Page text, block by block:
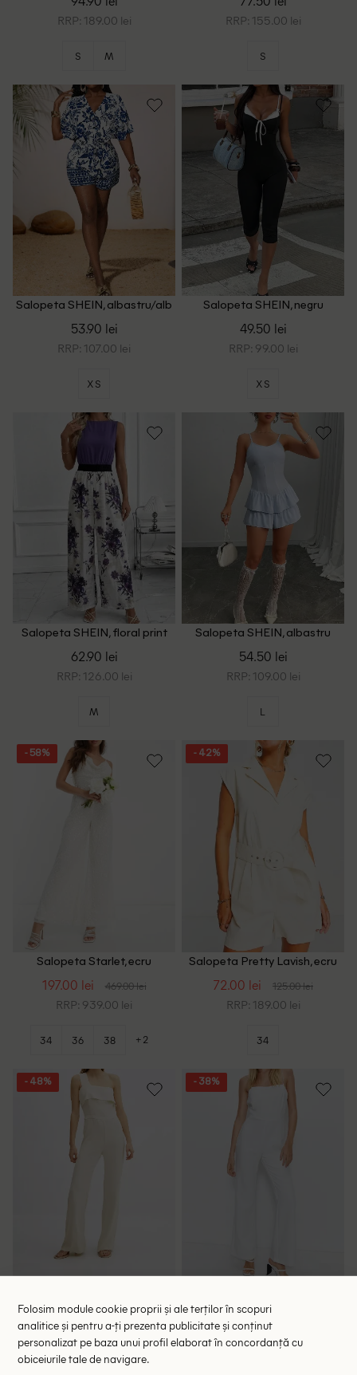
RRP: 189.00 lei
S M
RRP: 155.00 lei
S
Salopeta SHEIN, albastru/alb
53.90 lei
RRP: 107.00 lei
XS
Salopeta SHEIN, negru
49.50 lei
RRP: 99.00 lei
XS
Salopeta SHEIN, floral print
62.90 lei
RRP: 126.00 lei
M
Salopeta SHEIN, albastru
54.50 lei
RRP: 109.00 lei
L
- 58%
Salopeta Starlet, ecru
197.00 lei 469.00 lei
RRP: 939.00 lei
34 36 38 +2
- 42%
Salopeta Pretty Lavish, ecru
72.00 lei 125.00 lei
RRP: 189.00 lei
34
- 48%
128.00 lei 245.00 lei
RRP: 399.00 lei
L
- 38%
145.00 lei
RRP: 399.00 lei
Folosim module cookie proprii și ale terților în scopuri
analitice și pentru a-ți prezenta publicitate și conținut
personalizat pe baza unui profil elaborat în concordanță cu
obiceiurile tale de navigare.